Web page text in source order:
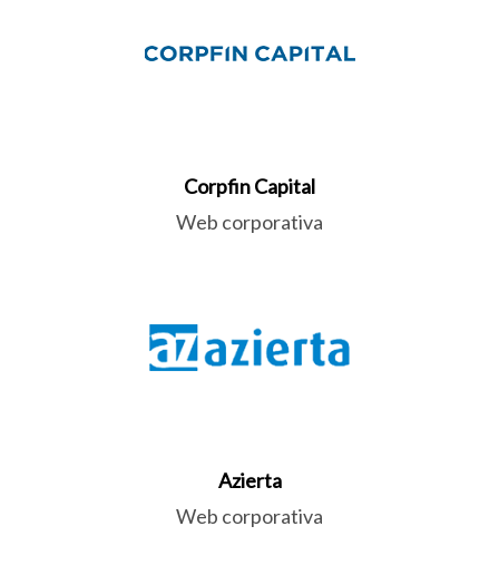
Corpfin Capital
Web corporativa
Azierta
Web corporativa